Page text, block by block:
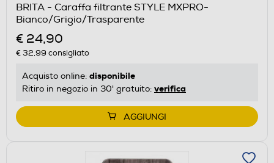
BRITA - Caraffa filtrante STYLE MXPRO-
Bianco/Grigio/Trasparente
€ 24,90
€ 32,99 consigliato
Acquisto online: disponibile
Ritiro in negozio in 30' gratuito: verifica
AGGIUNGI